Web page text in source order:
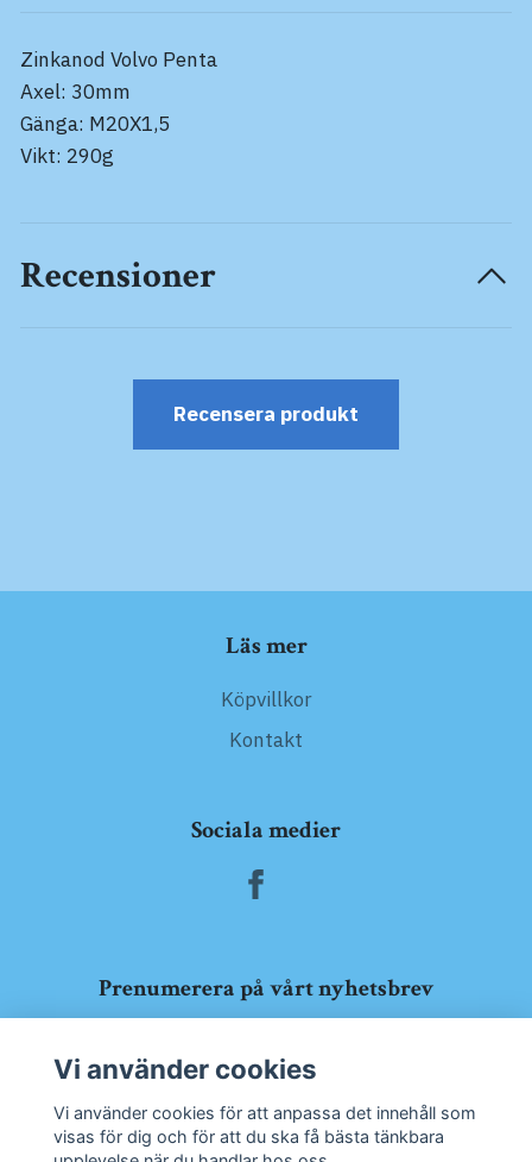
Zinkanod Volvo Penta
Axel: 30mm
Gänga: M20X1,5
Vikt: 290g
Recensioner
Recensera produkt
Läs mer
Köpvillkor
Kontakt
Sociala medier
Prenumerera på vårt nyhetsbrev
Vi använder cookies
Vi använder cookies för att anpassa det innehåll som
visas för dig och för att du ska få bästa tänkbara